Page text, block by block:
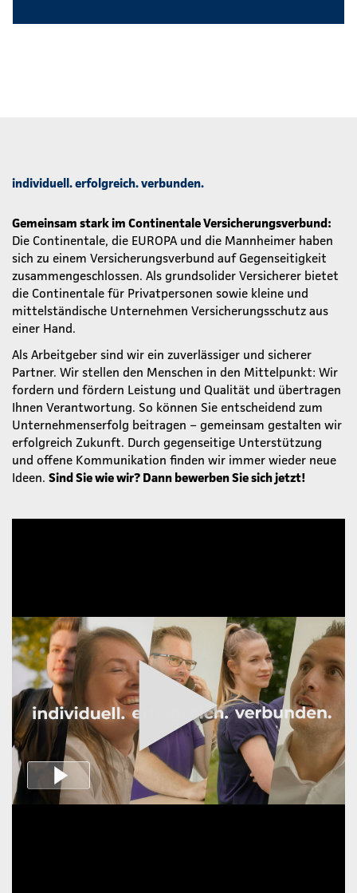
individuell. erfolgreich. verbunden.
Gemeinsam stark im Continentale Versicherungsverbund:
Die Continentale, die EUROPA und die Mannheimer haben
sich zu einem Versicherungsverbund auf Gegenseitigkeit
zusammengeschlossen. Als grundsolider Versicherer bietet
die Continentale für Privatpersonen sowie kleine und
mittelständische Unternehmen Versicherungsschutz aus
einer Hand.
Als Arbeitgeber sind wir ein zuverlässiger und sicherer
Partner. Wir stellen den Menschen in den Mittelpunkt: Wir
fordern und fördern Leistung und Qualität und übertragen
Ihnen Verantwortung. So können Sie entscheidend zum
Unternehmenserfolg beitragen – gemeinsam gestalten wir
erfolgreich Zukunft. Durch gegenseitige Unterstützung
und offene Kommunikation finden wir immer wieder neue
Ideen. Sind Sie wie wir? Dann bewerben Sie sich jetzt!